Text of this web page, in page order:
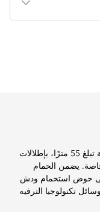
تتميز هذه الغرفة، التي تمتد على مساحة واسعة تبلغ 55 مترًا، بإطلالات
يضمن الحمام
على حوض استحمام ودش
تكنولوجيا الترفيه